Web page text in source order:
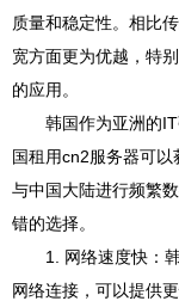
质量和稳定性。相比
宽方面更为优越，特
的应用。
韩国作为亚洲的
国租用cn2服务器可
与中国大陆进行频繁
错的选择。
1. 网络速度快：
网络连接，可以提供